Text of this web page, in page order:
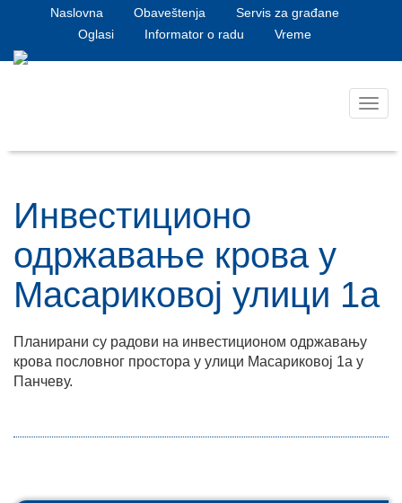
Naslovna Obaveštenja
Servis za građane
Oglasi
Informator o radu Vreme
Инвестиционо
одржавање крова у
Масариковој улици 1а
Планирани су радови на инвестиционом одржавању
крова пословног простора у улици Масариковој 1а у
Панчеву.